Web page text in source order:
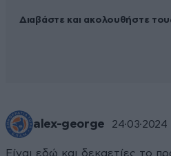
Διαβάστε και ακολουθήστε
alex-george 24·03·2024
Είναι εδώ και δεκαετίες το